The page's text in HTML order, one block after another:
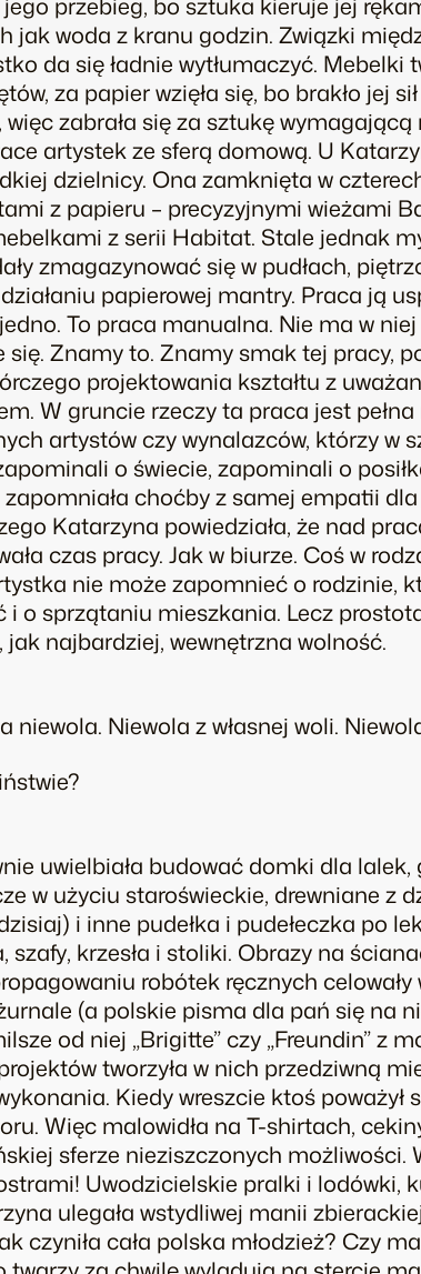
jak woda z kranu godzin. Związki
da się ładnie wytłumaczyć. Mebelki
za papier wzięła się, bo brakło jej
więc zabrała się za sztukę
artystek ze sferą domową. U
dzielnicy. Ona zamknięta w
z papieru – precyzyjnymi wieżami
z serii Habitat. Stale jednak
zmagazynować się w pudłach,
papierowej mantry. Praca ją
To praca manualna. Nie ma w
się. Znamy to. Znamy smak tej pracy,
projektowania kształtu z
W gruncie rzeczy ta praca jest
artystów czy wynalazców, którzy w
o świecie, zapominali o
choćby z samej empatii dla
Katarzyna powiedziała, że nad
czas pracy. Jak w biurze. Coś w
nie może zapomnieć o rodzinie,
o sprzątaniu mieszkania. Lecz
najbardziej, wewnętrzna wolność.
niewola. Niewola z własnej woli.
uwielbiała budować domki dla
w użyciu staroświeckie, drewniane z
i inne pudełka i pudełeczka po
szafy, krzesła i stoliki. Obrazy na
robótek ręcznych
(a polskie pisma dla pań się na
od niej „Brigitte” czy „Freundin” z
tworzyła w nich przedziwną
Kiedy wreszcie ktoś poważył
Więc malowidła na T-shirtach,
sferze nieziszczonych
Uwodzicielskie pralki i lodówki,
ulegała wstydliwej manii
czyniła cała polska młodzież? Czy